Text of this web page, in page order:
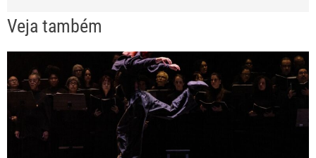
g
a
ã
Veja também